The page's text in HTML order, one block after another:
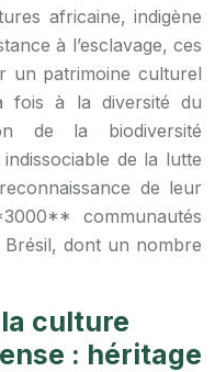
africaine, indigène
à l’esclavage, ces
un patrimoine culturel
fois à la diversité du
de la biodiversité
de la lutte
de leur
communautés
dont un nombre
culture
: héritage